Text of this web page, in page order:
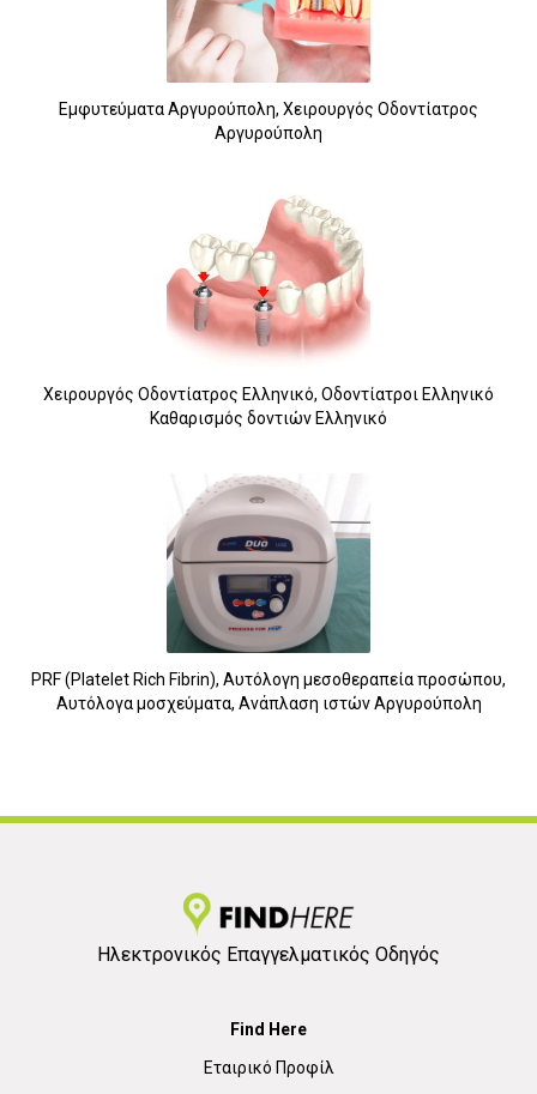
Εμφυτεύματα Αργυρούπολη, Χειρουργός Οδοντίατρος
Αργυρούπολη
Χειρουργός Οδοντίατρος Ελληνικό, Οδοντίατροι Ελληνικό
Καθαρισμός δοντιών Ελληνικό
PRF (Platelet Rich Fibrin), Αυτόλογη μεσοθεραπεία προσώπου,
Αυτόλογα μοσχεύματα, Ανάπλαση ιστών Αργυρούπολη
Ηλεκτρονικός Επαγγελματικός Οδηγός
Find Here
Εταιρικό Προφίλ